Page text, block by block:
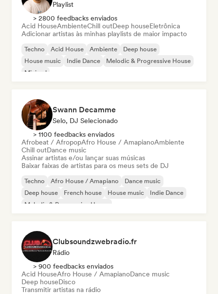
Playlist
> 2800 feedbacks enviados
Acid HouseAmbienteChill outDeep houseEletrônica
Adicionar artistas às minhas playlists de maior impacto
Techno Acid House Ambiente
Deep house
House music
Indie Dance
Melodic & Progressive House
Minimal
Swann Decamme
Selo, DJ Selecionado
> 1100 feedbacks enviados
Afrobeat / AfropopAfro House / AmapianoAmbiente
Chill outDance music
Assinar artistas e/ou lançar suas músicas
Baixar faixas de artistas para os meus sets de DJ
Techno Afro House / Amapiano
Dance music
Deep house
French house House music
Indie Dance
Melodic & Progressive House
Clubsoundzwebradio.fr
Rádio
> 900 feedbacks enviados
Acid HouseAfro House / AmapianoDance music
Deep houseDisco
Transmitir artistas na rádio